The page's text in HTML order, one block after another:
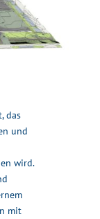
das
und
wird.
mit